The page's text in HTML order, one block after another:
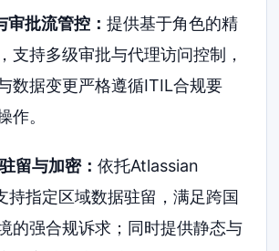
审批流管控：提供基于角色的精
支持多级审批与代理访问控制，
数据变更严格遵循ITIL合规要
作。
留与加密：依托Atlassian
持指定区域数据驻留，满足跨国
的强合规诉求；同时提供静态与